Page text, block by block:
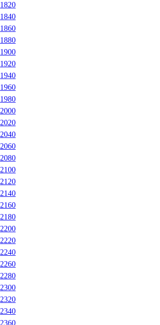
1820
1840
1860
1880
1900
1920
1940
1960
1980
2000
2020
2040
2060
2080
2100
2120
2140
2160
2180
2200
2220
2240
2260
2280
2300
2320
2340
2360